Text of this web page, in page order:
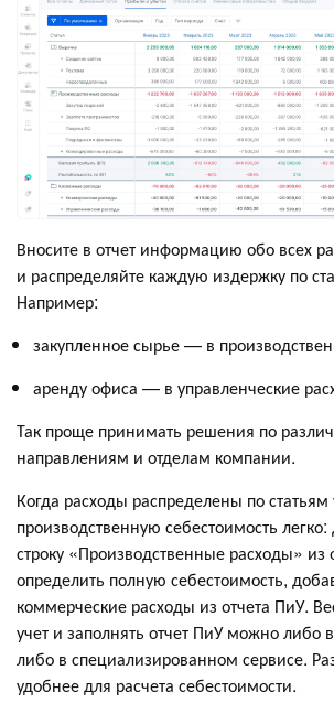
Вносите в отчет информацию обо всех
и распределяйте каждую издержку по
Например:
закупленное сырье — в
аренду офиса — в управленческие
Так проще принимать решения по
направлениям и отделам компании.
Когда расходы распределены по статьям
производственную себестоимость легко:
строку «Производственные расходы» из
определить полную себестоимость,
коммерческие расходы из отчета ПиУ.
учет и заполнять отчет ПиУ можно либо
либо в специализированном сервисе.
удобнее для расчета себестоимости.